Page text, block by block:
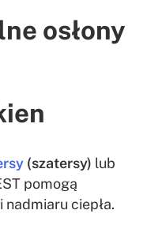
osłony
(szatersy) lub
pomogą
ciepła.